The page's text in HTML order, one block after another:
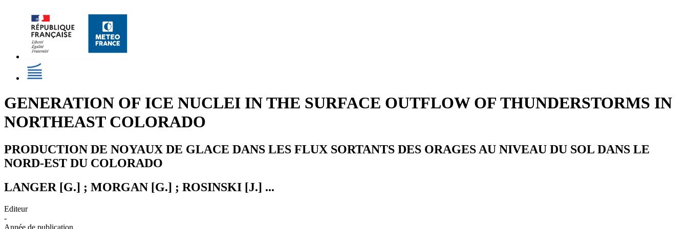
GENERATION OF ICE NUCLEI IN THE SURFACE OUTFLOW OF THUNDERSTORMS IN
NORTHEAST COLORADO
PRODUCTION DE NOYAUX DE GLACE DANS LES FLUX SORTANTS DES ORAGES AU NIVEAU DU SOL DANS LE
NORD-EST DU COLORADO
LANGER [G.] ; MORGAN [G.] ; ROSINSKI [J.] ...
Editeur
-
Année de publication